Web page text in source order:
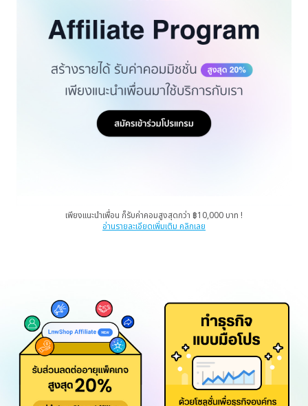
เพียงแนะนำเพื่อน ก็รับค่าคอมสูงสุดกว่า ฿10,000 บาท !
อ่านรายละเอียดเพิ่มเติม คลิกเลย